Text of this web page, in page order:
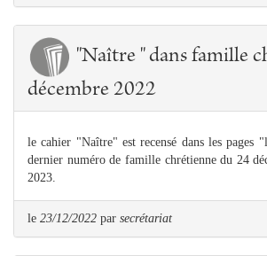
"Naître " dans famille
décembre 2022
le cahier "Naître" est recensé dans les pages
dernier numéro de famille chrétienne du 24
2023.
le 23/12/2022 par secrétariat